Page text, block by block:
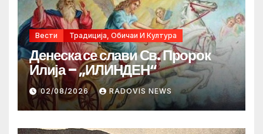
Вести Традиција, Обичаи И Култура
Денеска се слави Св. Пророк
Илија – „ИЛИНДЕН“
02/08/2026 RADOVIS NEWS